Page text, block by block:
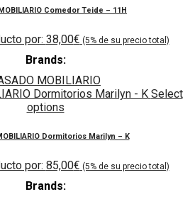
Comedor Teide – 11H
38,00€
Brands:
MOBILIARIO
Select
options
Dormitorios Marilyn – K
85,00€
Brands: